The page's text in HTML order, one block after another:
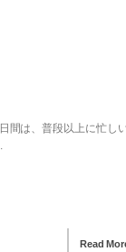
間は、普段以上に忙しい
Read